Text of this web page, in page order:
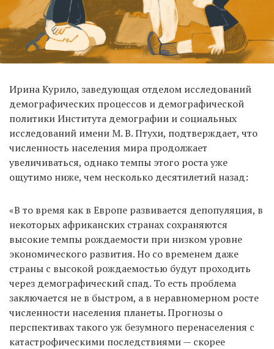
Ирина Курило, заведующая отделом исследований
демографических процессов и демографической
политики Института демографии и социальных
исследований имени М. В. Птухи, подтверждает, что
численность населения мира продолжает
увеличиваться, однако темпы этого роста уже
ощутимо ниже, чем несколько десятилетий назад:
«В то время как в Европе развивается депопуляция, в
некоторых африканских странах сохраняются
высокие темпы рождаемости при низком уровне
экономического развития. Но со временем даже
страны с высокой рождаемостью будут проходить
через демографический спад. То есть проблема
заключается не в быстром, а в неравномерном росте
численности населения планеты. Прогнозы о
перспективах такого уж безумного перенаселения с
катастрофическими последствиями — скорее